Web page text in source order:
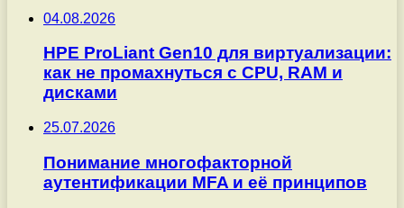
04.08.2026
HPE ProLiant Gen10 для виртуализации:
как не промахнуться с CPU, RAM и
дисками
25.07.2026
Понимание многофакторной
аутентификации MFA и её принципов